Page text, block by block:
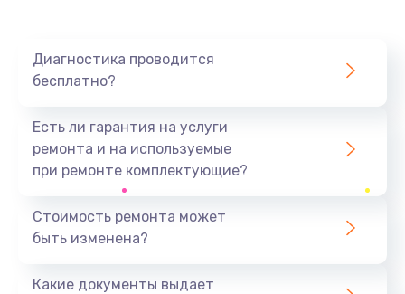
Диагностика проводится
бесплатно?
Есть ли гарантия на услуги
ремонта и на используемые
при ремонте комплектующие?
Стоимость ремонта может
быть изменена?
Какие документы выдает